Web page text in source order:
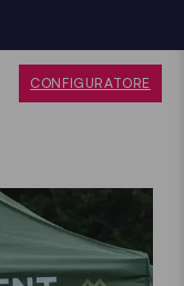
CONFIGURATORE